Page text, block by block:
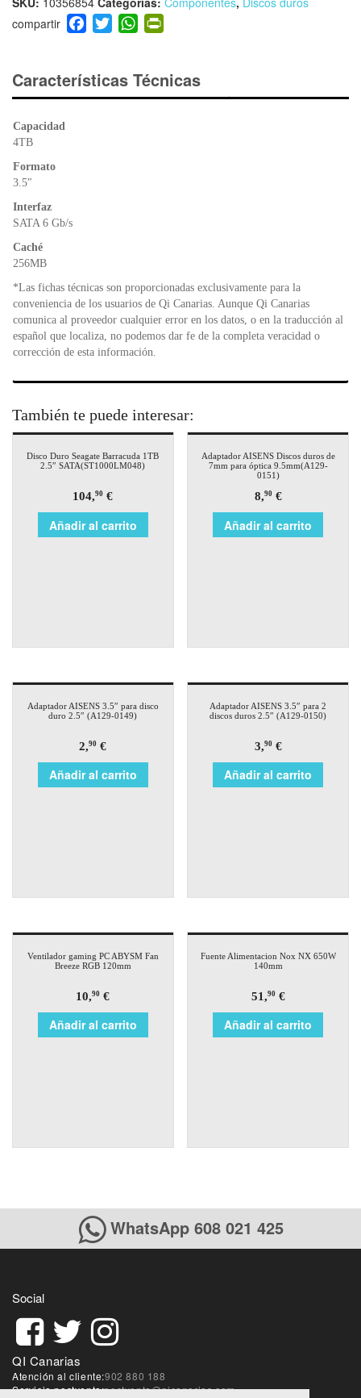
F
a
e
b
T
wi
er
W
h
s
A
ri
e
Características Técnicas
Capacidad
4TB
Formato
3.5″
Interfaz
SATA 6 Gb/s
Caché
256MB
*Las fichas técnicas son proporcionadas exclusivamente para la
conveniencia de los usuarios de Qi Canarias. Aunque Qi Canarias
comunica al proveedor cualquier error en los datos, o en la traducción al
español que localiza, no podemos dar fe de la completa veracidad o
corrección de esta información.
También te puede interesar:
Disco Duro Seagate Barracuda 1TB
2.5″ SATA(ST1000LM048)
104,90 €
Añadir al carrito
Adaptador AISENS Discos duros de
7mm para óptica 9.5mm(A129-
0151)
8,90€
Añadir al carrito
Adaptador AISENS 3.5″ para disco
duro 2.5″ (A129-0149)
2,90 €
Añadir al carrito
Adaptador AISENS 3.5″ para 2
discos duros 2.5″ (A129-0150)
3,90€
Añadir al carrito
Ventilador gaming PC ABYSM Fan
Breeze RGB 120mm
10,90 €
Añadir al carrito
Fuente Alimentacion Nox NX 650W
140mm
51,90€
Añadir al carrito
WhatsApp 608 021 425
Social
QI Canarias
Atención al cliente:902 880 188
Servicio postventa:postventa@qicanarias.com